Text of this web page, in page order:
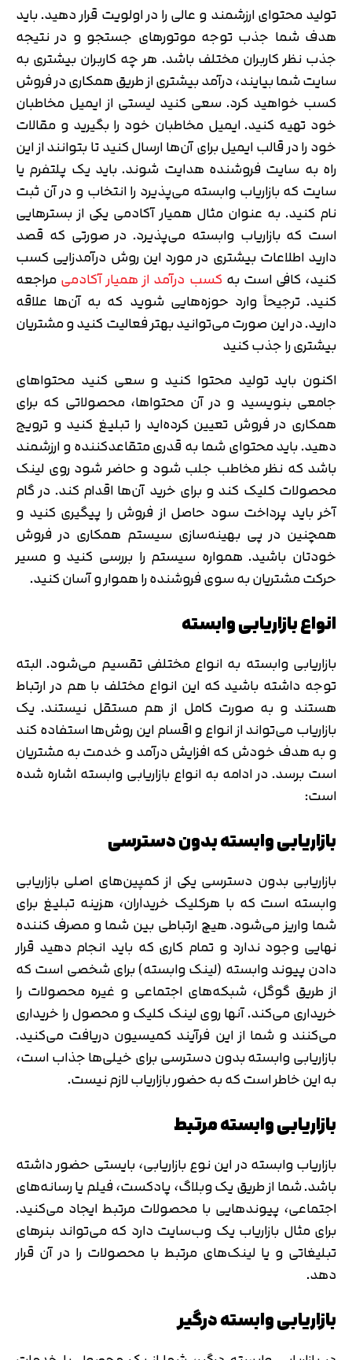
تولید محتوای ارزشمند و عالی را در اولویت قرار دهید. باید
هدف شما جذب توجه موتورهای جستجو و در نتیجه
جذب نظر کاربران مختلف باشد. هر چه کاربران بیشتری به
سایت شما بیایند، درآمد بیشتری از طریق همکاری در فروش
کسب خواهید کرد. سعی کنید لیستی از ایمیل مخاطبان
خود تهیه کنید. ایمیل مخاطبان خود را بگیرید و مقالات
خود را در قالب ایمیل برای آن‌ها ارسال کنید تا بتوانند از این
راه به سایت فروشنده هدایت شوند. باید یک پلتفرم یا
سایت که بازاریاب وابسته می‌پذیرد را انتخاب و در آن ثبت
نام کنید. به عنوان مثال همیار آکادمی یکی از بسترهایی
است که بازاریاب وابسته می‌پذیرد. در صورتی که قصد
دارید اطلاعات بیشتری در مورد این روش درآمدزایی کسب
کنید، کافی است به کسب درآمد از همیار آکادمیمراجعه
کنید. ترجیحاً وارد حوزه‌هایی شوید که به آن‌ها علاقه
دارید. در این صورت می‌توانید بهتر فعالیت کنید و مشتریان
بیشتری را جذب کنید
اکنون باید تولید محتوا کنید و سعی کنید محتواهای
جامعی بنویسید و در آن محتواها، محصولاتی که برای
همکاری در فروش تعیین کرده‌اید را تبلیغ کنید و ترویج
دهید. باید محتوای شما به قدری متقاعدکننده و ارزشمند
باشد که نظر مخاطب جلب شود و حاضر شود روی لینک
محصولات کلیک کند و برای خرید آن‌ها اقدام کند. در گام
آخر باید پرداخت سود حاصل از فروش را پیگیری کنید و
همچنین در پی بهینه‌سازی سیستم همکاری در فروش
خودتان باشید. همواره سیستم را بررسی کنید و مسیر
حرکت مشتریان به سوی فروشنده را هموار و آسان کنید.
انواع بازاریابی وابسته
بازاریابی وابسته به انواع مختلفی تقسیم می‌شود. البته
توجه داشته باشید که این انواع مختلف با هم در ارتباط
هستند و به صورت کامل از هم مستقل نیستند. یک
بازاریاب می‌تواند از انواع و اقسام این روش‌ها استفاده کند
و به هدف خودش که افزایش درآمد و خدمت به مشتریان
است برسد. در ادامه به انواع بازاریابی وابسته اشاره شده
است:
بازاریابی وابسته بدون دسترسی
بازاریابی بدون دسترسی یکی از کمپین‌های اصلی بازاریابی
وابسته است که با هرکلیک خریداران، هزینه‌ تبلیغ برای
شما واریز می‌شود. هیچ ارتباطی بین شما و مصرف کننده
نهایی وجود ندارد و تمام کاری که باید انجام ‌دهید قرار
دادن پیوند وابسته (لینک وابسته) برای شخصی است که
از طریق گوگل، شبکه‌های اجتماعی و غیره محصولات را
خریداری می‌کند. آنها روی لینک کلیک و محصول را خریداری
می‌کنند و شما از این فرآیند کمیسیون دریافت می‌کنید.
بازاریابی وابسته بدون دسترسی برای خیلی‌ها جذاب است،
به این خاطر است که به حضور بازاریاب لازم نیست.
بازاریابی وابسته مرتبط
بازاریاب وابسته در این نوع بازاریابی، بایستی حضور داشته
باشد. شما از طریق یک وبلاگ، پادکست، فیلم‌ یا رسانه‌های
اجتماعی، پیوندهایی با محصولات مرتبط ایجاد می‌کنید.
برای مثال بازاریاب یک وب‌سایت دارد که می‌تواند بنرهای
تبلیغاتی و یا لینک‌های مرتبط با محصولات را در آن قرار
دهد.
بازاریابی وابسته درگیر